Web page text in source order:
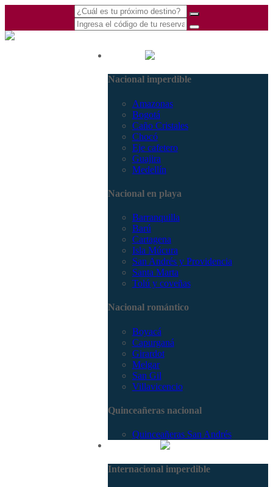
Nacional imperdible
Amazonas
Bogotá
Caño Cristales
Chocó
Eje cafetero
Guajira
Medellín
Nacional en playa
Barranquilla
Barú
Cartagena
Isla Múcura
San Andrés y Providencia
Santa Marta
Tolú y coveñas
Nacional romántico
Boyacá
Capurganá
Girardot
Melgar
San Gil
Villavicencio
Quinceañeras nacional
Quinceañeras San Andrés
Internacional imperdible